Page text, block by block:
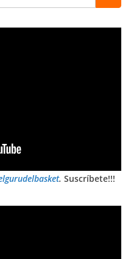
. Suscríbete!!!